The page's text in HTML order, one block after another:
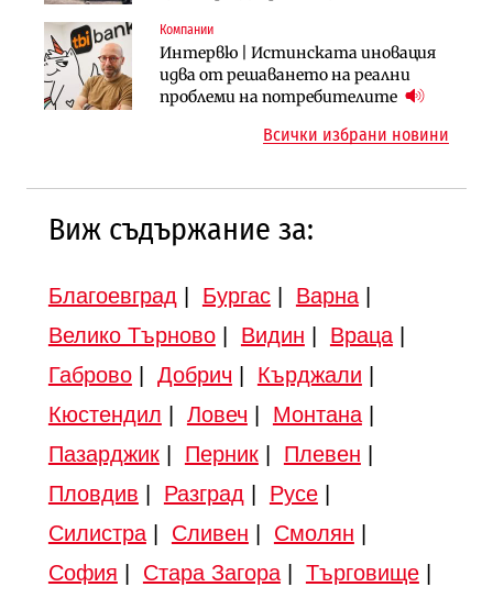
Компании
Интервю | Истинската иновация
идва от решаването на реални
проблеми на потребителите
Инфраструктура
АПИ възложи промяната на
парцеларния план за
Инфраструктура
Вторият мост над Варненското
езеро става част от бъдещата
Всички избрани новини
Виж съдържание за:
Благоевград Бургас| Варна|
Велико Търново| Видин Враца|
Габрово| Добрич Кърджали
Кюстендил
Ловеч Монтана|
Пазарджик| Перник| Плевен
Пловдив
Разград Русе|
Силистра| Сливен Смолян
София
Стара Загора| Търговище|